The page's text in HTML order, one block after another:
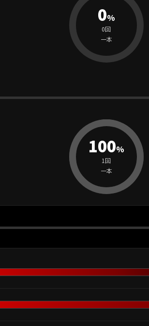
0%
0回
一本
100%
1回
一本